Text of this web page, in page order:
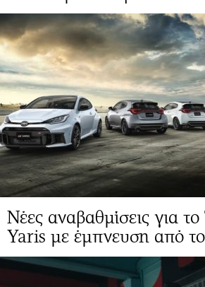
Νέες αναβαθμίσεις για
Yaris με έμπνευση από